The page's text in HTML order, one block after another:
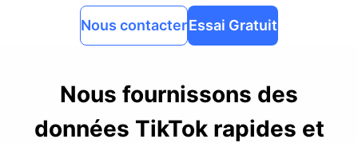
Nous contacterEssai Gratuit
Nous fournissons des
données TikTok rapides et